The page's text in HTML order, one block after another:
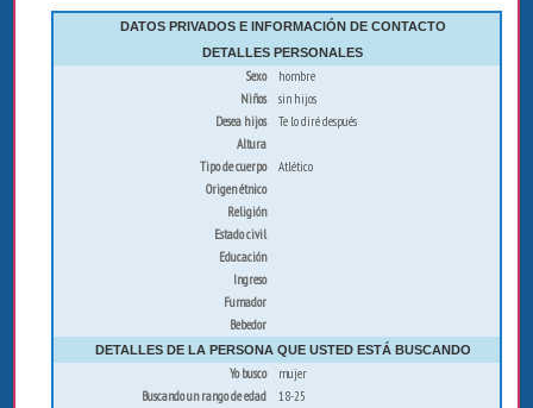
DATOS PRIVADOS E INFORMACIÓN DE CONTACTO
DETALLES PERSONALES
Sexo
hombre
Niños
sin hijos
Desea hijos
Te lo diré después
Altura
Tipo de cuerpo
Atlético
Origen étnico
Religión
Estado civil
Educación
Ingreso
Fumador
Bebedor
DETALLES DE LA PERSONA QUE USTED ESTÁ BUSCANDO
Yo busco
mujer
Buscando un rango de edad
18-25